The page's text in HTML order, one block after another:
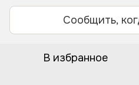
Сообщить,
В избранное